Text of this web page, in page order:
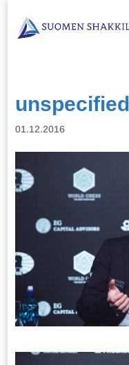
01.12.2016